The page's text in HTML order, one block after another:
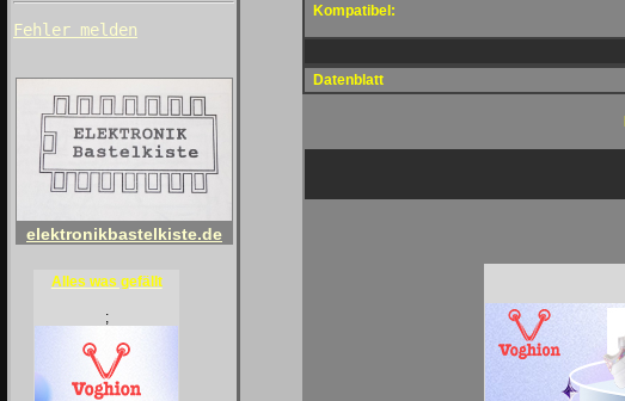
Fehler melden
elektronikbastelkiste.de
Alles was gefällt
;
Kompatibel:
Datenblatt